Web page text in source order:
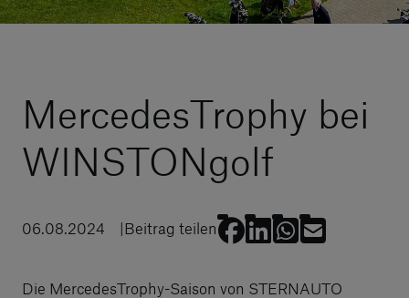
MercedesTrophy bei
WINSTONgolf
06.08.2024 Beitrag teilen
Die MercedesTrophy-Saison von STERNAUTO